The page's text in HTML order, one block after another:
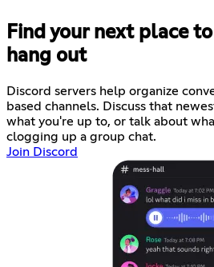
Find your next place
hang out
Discord servers help organize
based channels. Discuss that
what you're up to, or talk about
clogging up a group chat.
Join Discord